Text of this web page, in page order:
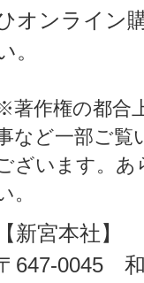
オンライン
。
著作権の都合
など一部ご覧
ざいます。あ
。
【新宮本社】
647-0045